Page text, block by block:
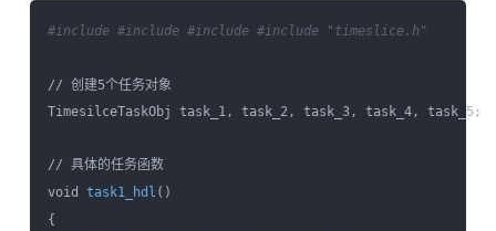
#include #include #include #include "timeslice.h"
// 创建5个任务对象
TimesilceTaskObj task_1, task_2, task_3, task_4, task_5;
// 具体的任务函数
void task1_hdl ()
{